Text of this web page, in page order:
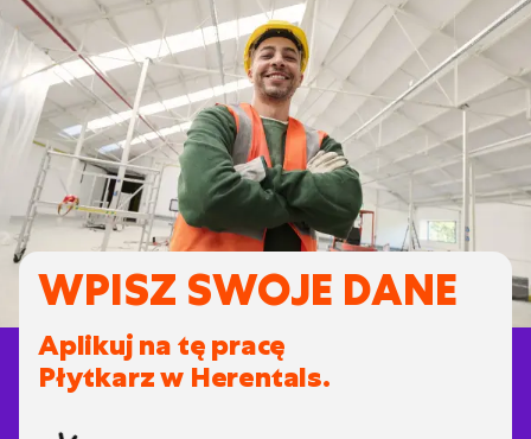
WPISZ SWOJE DANE
Aplikuj na tę pracę
Płytkarz w Herentals.